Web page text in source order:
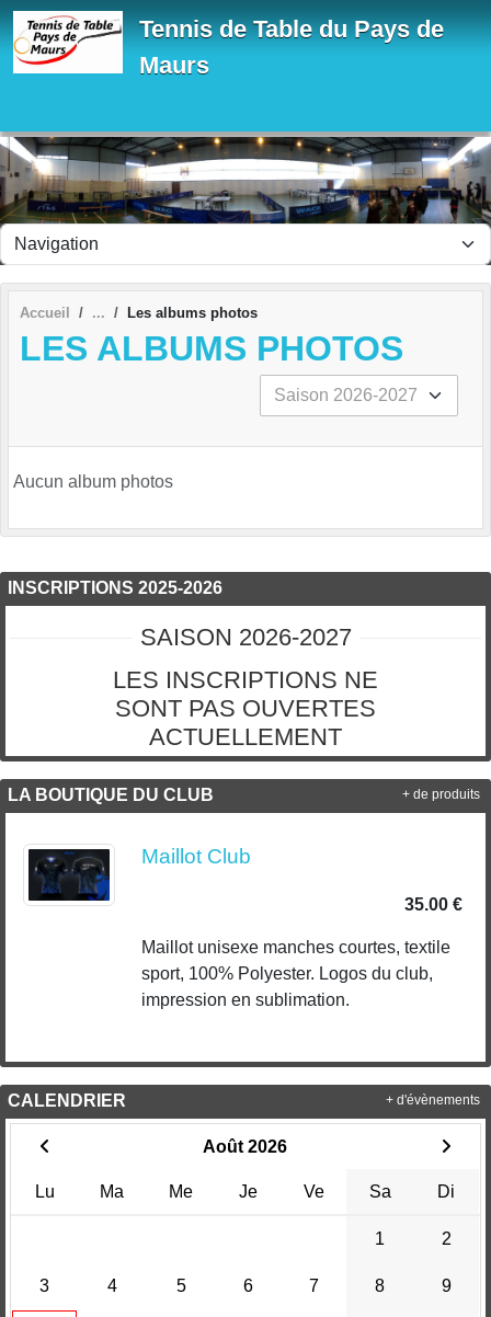
Tennis de Table du Pays de
Maurs
Accueil Les albums photos
LES ALBUMS PHOTOS
Aucun album photos
INSCRIPTIONS 2025-2026
SAISON 2026-2027
LES INSCRIPTIONS NE
SONT PAS OUVERTES
ACTUELLEMENT
LA BOUTIQUE DU CLUB
Maillot Club
35.00 €
Maillot unisexe manches courtes, textile
sport, 100% Polyester. Logos du club,
impression en sublimation.
+ de produits
CALENDRIER
Août 2026
Lu Ma Me Je Ve Sa Di
1 2
3 4 5 6 7 8 9
+ d'évènements
Panneau de gestion des cookies